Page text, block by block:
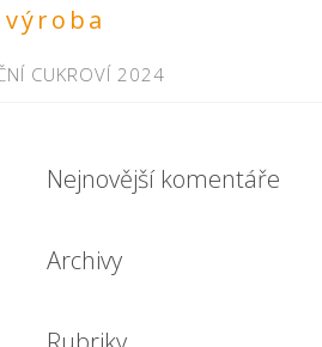
CUKROVÍ 2024
Nejnovější komentáře
Archivy